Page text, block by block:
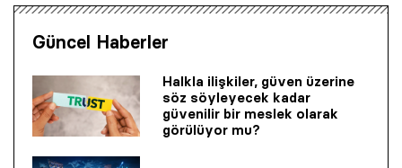
Güncel Haberler
Halkla ilişkiler, güven üzerine
söz söyleyecek kadar
güvenilir bir mes­lek olarak
görülüyor mu?